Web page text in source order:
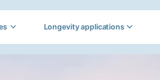
Longevity applications